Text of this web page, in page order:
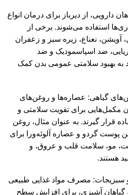
دارویی، از دیرباز برای درمان انواع
استفاده می‌شوند. برخی از
آویشن، نعناع، زیره سبز و زعفران
ضد اسپاسمودیک و ضد
به بهبود سلامتی عمومی بدن کمک
گیاهی: عصاره‌ها و روغن‌های
مکمل‌هایی برای تقویت سلامتی و
قرار گیرند. به عنوان مثال، روغن
پوست گردو و عصاره آلوئه‌ورا برای
مو، سلامت قلب و عروق، و
هستند.
و سبزیجات: مصرف مواد غذایی طبیعی
گیاهان آشپزی، برای افزایش سطح